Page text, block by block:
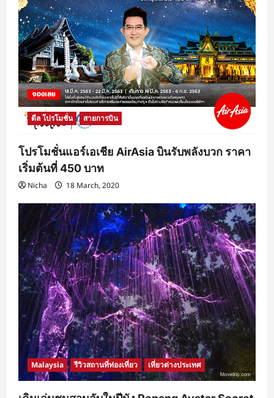
ดีล โปรโมชั่น สายการบิน
โปรโมชั่นแอร์เอเชีย AirAsia บินรับพลังบวก ราคา
เริ่มต้นที่ 450 บาท
Nicha 18 March, 2020
Malaysia รีวิวสถานที่ท่องเที่ยว เที่ยวต่างประเทศ